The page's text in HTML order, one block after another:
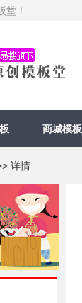
堂！
商城模板
详情